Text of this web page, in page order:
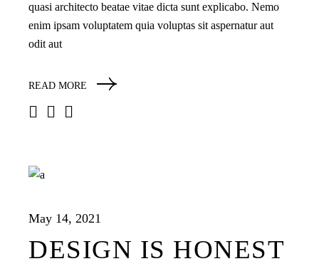
quasi architecto beatae vitae dicta sunt explicabo. Nemo
enim ipsam voluptatem quia voluptas sit aspernatur aut
odit aut
READ MORE
May 14, 2021
DESIGN IS HONEST